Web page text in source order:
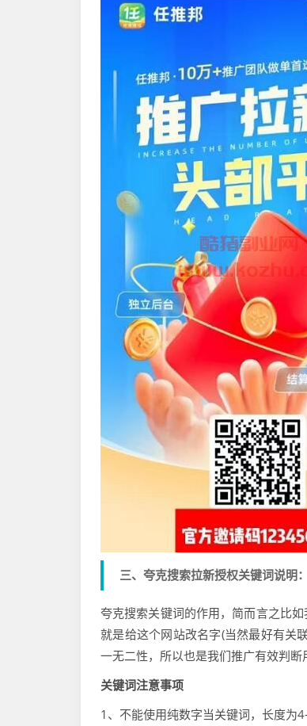
三、夸克搜索拉新授权关键词说明：
夸克搜索关键词的作用，简而言之比
就是给这个网站改名字(当然最好有关
一无二性，所以也是我们推广有效判断
关键词注意事项
1、不能使用纯数字当关键词，长度为